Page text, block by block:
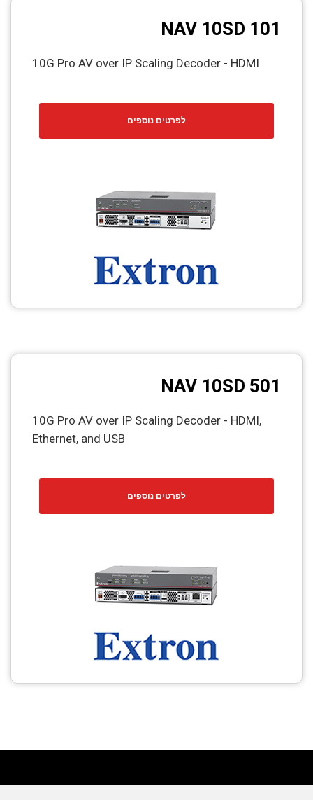
NAV 10SD 101
10G Pro AV over IP Scaling Decoder - HDMI
לפרטים נוספים
NAV 10SD 501
10G Pro AV over IP Scaling Decoder - HDMI,
Ethernet, and USB
לפרטים נוספים